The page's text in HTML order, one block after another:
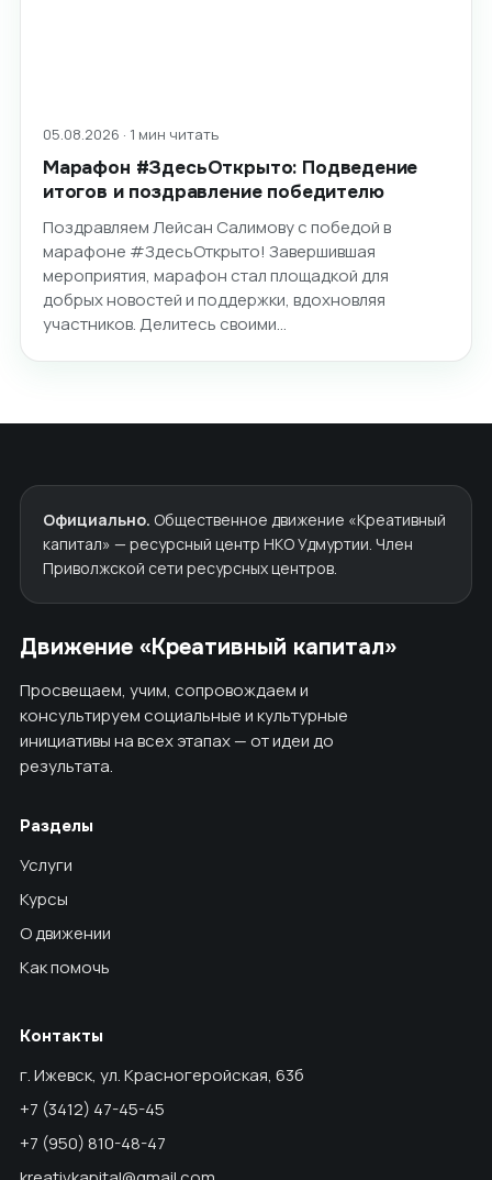
05.08.2026 · 1 мин читать
Марафон #ЗдесьОткрыто: Подведение
итогов и поздравление победителю
Поздравляем Лейсан Салимову с победой в
марафоне #ЗдесьОткрыто! Завершившая
мероприятия, марафон стал площадкой для
добрых новостей и поддержки, вдохновляя
участников. Делитесь своими…
Официально. Общественное движение «Креативный
капитал» — ресурсный центр НКО Удмуртии. Член
Приволжской сети ресурсных центров.
Движение «Креативный капитал»
Просвещаем, учим, сопровождаем и
консультируем социальные и культурные
инициативы на всех этапах — от идеи до
результата.
Разделы
Услуги
Курсы
О движении
Как помочь
Контакты
г. Ижевск, ул. Красногеройская, 63б
+7 (3412) 47-45-45
+7 (950) 810-48-47